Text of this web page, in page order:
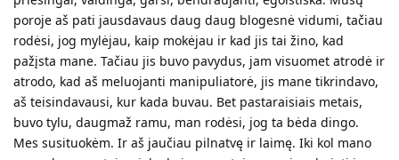
poroje aš pati jausdavaus daug daug blogesnė vidumi, tačiau
rodėsi, jog mylėjau, kaip mokėjau ir kad jis tai žino, kad
pažįsta mane. Tačiau jis buvo pavydus, jam visuomet atrodė ir
atrodo, kad aš meluojanti manipuliatorė, jis mane tikrindavo,
aš teisindavausi, kur kada buvau. Bet pastaraisiais metais,
buvo tylu, daugmaž ramu, man rodėsi, jog ta bėda dingo.
Mes susituokėm. Ir aš jaučiau pilnatvę ir laimę. Iki kol mano